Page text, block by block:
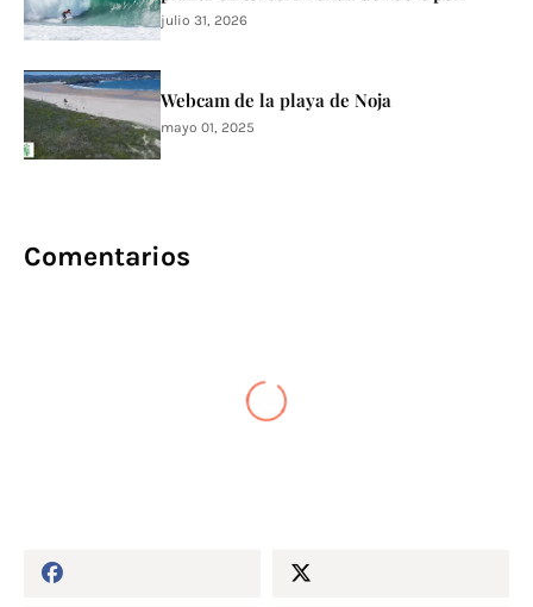
julio 31, 2026
Webcam de la playa de Noja
mayo 01, 2025
Comentarios